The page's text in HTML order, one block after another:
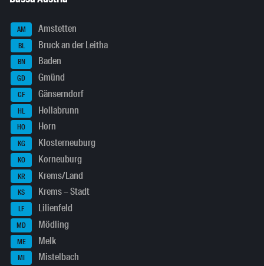
AM Amstetten
BL Bruck an der Leitha
BN Baden
GD Gmünd
GF Gänserndorf
HL Hollabrunn
HO Horn
KG Klosterneuburg
KO Korneuburg
KR Krems/Land
KS Krems – Stadt
LF Lilienfeld
MD Mödling
ME Melk
MI Mistelbach